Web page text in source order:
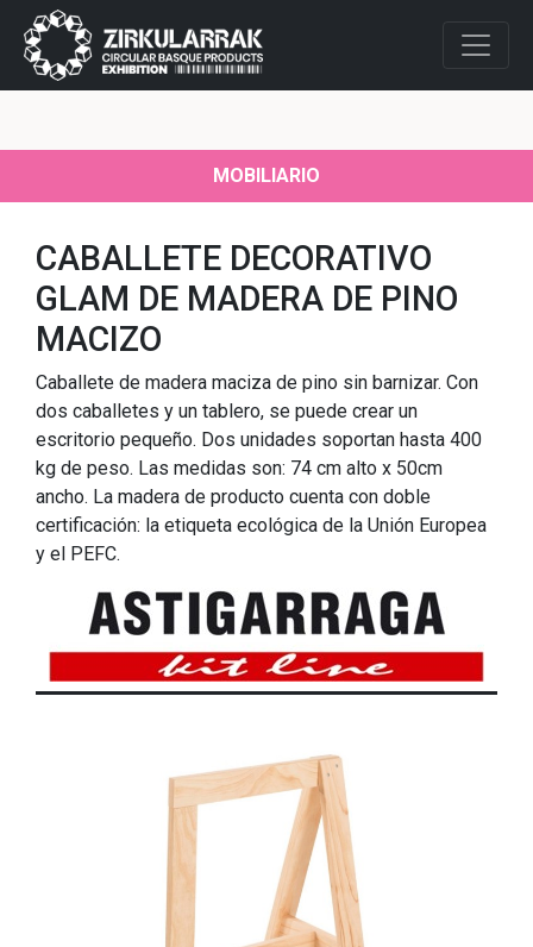
MOBILIARIO
CABALLETE DECORATIVO
GLAM DE MADERA DE PINO
MACIZO
Caballete de madera maciza de pino sin barnizar. Con
dos caballetes y un tablero, se puede crear un
escritorio pequeño. Dos unidades soportan hasta 400
kg de peso. Las medidas son: 74 cm alto x 50cm
ancho. La madera de producto cuenta con doble
certificación: la etiqueta ecológica de la Unión Europea
y el PEFC.